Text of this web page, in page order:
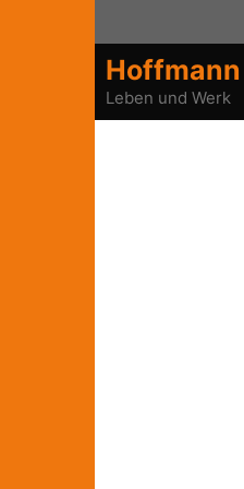
Leben und Werk